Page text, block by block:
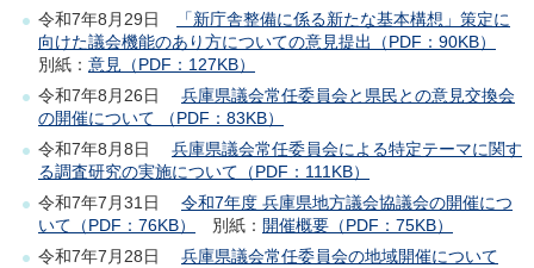
令和7年8月29日
「新庁舎整備に係る新たな基本構想」策定に
向けた議会機能のあり方についての意見提出（PDF：90KB）
別紙： 意見（PDF：127KB）
令和7年8月26日 兵庫県議会常任委員会と県民との意見交換会
の開催について （PDF：83KB）
令和7年8月8日 兵庫県議会常任委員会による特定テーマに関す
る調査研究の実施について（PDF：111KB）
令和7年7月31日 令和7年度 兵庫県地方議会協議会の開催につ
いて（PDF：76KB）
別紙： 開催概要（PDF：75KB）
令和7年7月28日 兵庫県議会常任委員会の地域開催について